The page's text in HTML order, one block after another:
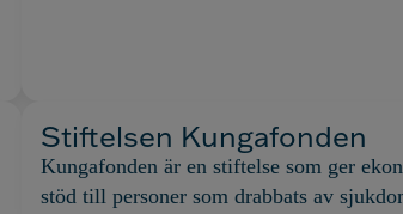
Stiftelsen Kungafonden
Kungafonden är en stiftelse som ger
stöd till personer som drabbats av